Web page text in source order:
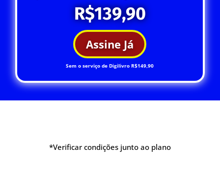
R$139,90
Assine Já
Sem o serviço de Digilivro R$149,90
*Verificar condições junto ao plano